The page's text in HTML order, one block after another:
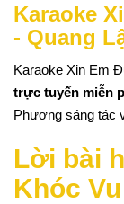
Karaoke
- Quang
Karaoke Xin Em
trực tuyến miễn
Phương sáng tác
Lời bài
Khóc